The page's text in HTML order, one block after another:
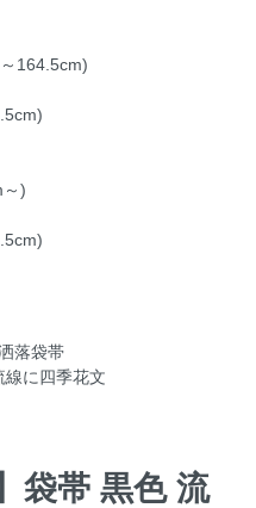
164.5cm)
)
落袋帯
に四季花文
袋帯 黒色 流